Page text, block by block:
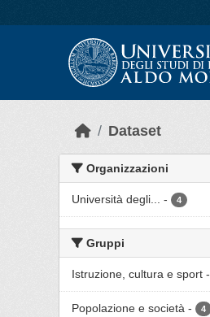
Dataset
Organizzazioni
Università degli... - 4
Gruppi
Istruzione, cultura e sport -
Popolazione e società - 4